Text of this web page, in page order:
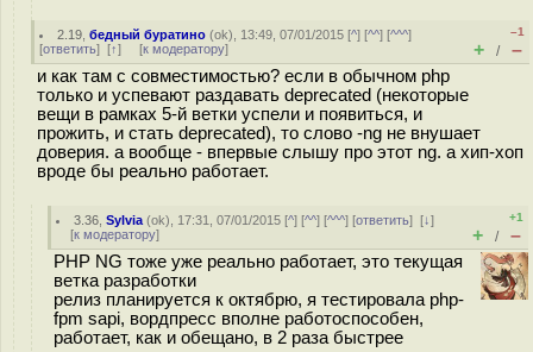
2.19 ,бедный буратино (ok), 13:49, 07/01/2015 [^] [^^] [^^^]
[ответить] [↑] [к модератору]
–1
+ / –
и как там с совместимостью? если в обычном php
только и успевают раздавать deprecated (некоторые
вещи в рамках 5-й ветки успели и появиться, и
прожить, и стать deprecated), то слово -ng не внушает
доверия. а вообще - впервые слышу про этот ng. а хип-хоп
вроде бы реально работает.
3.36 ,Sylvia (ok), 17:31, 07/01/2015 [^] [^^] [^^^] [ответить][↓]
[к модератору]
+1
+ / –
PHP NG тоже уже реально работает, это текущая
ветка разработки
релиз планируется к октябрю, я тестировала php-
fpm sapi, вордпресс вполне работоспособен,
работает, как и обещано, в 2 раза быстрее